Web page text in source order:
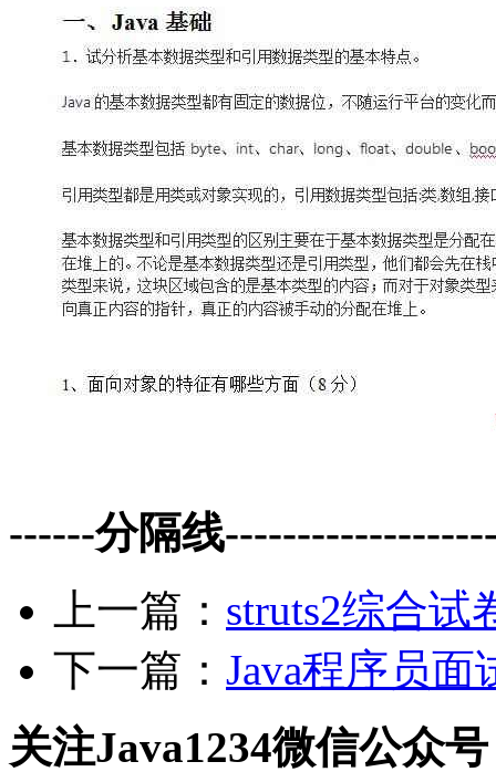
------分隔线
上一篇： struts2综合试
下一篇： Java程序员面
关注Java1234微信公众号